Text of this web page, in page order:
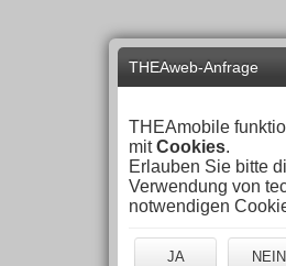
THEAweb-Anfrage
THEAmobile
mitCookies.
Erlauben Sie bitte
Verwendung von
notwendigen
JA NEIN